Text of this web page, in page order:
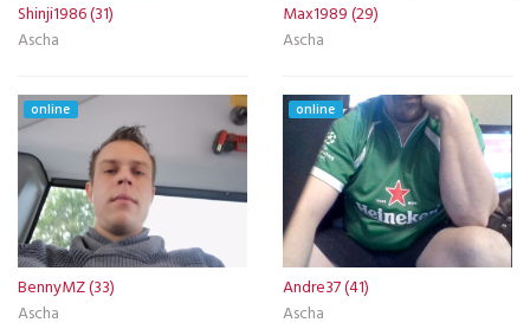
Shinji1986 (31)
Ascha
Max1989 (29)
Ascha
online
BennyMZ (33)
Ascha
online
Andre37 (41)
Ascha